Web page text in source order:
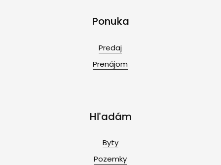
Ponuka
Predaj
Prenájom
Hľadám
Byty
Pozemky